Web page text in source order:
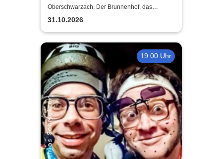
- Glamour Dinner in 4 Gängen
Oberschwarzach, Der Brunnenhof, das
fränkische Landgasthaus
31.10.2026
19:00 Uhr